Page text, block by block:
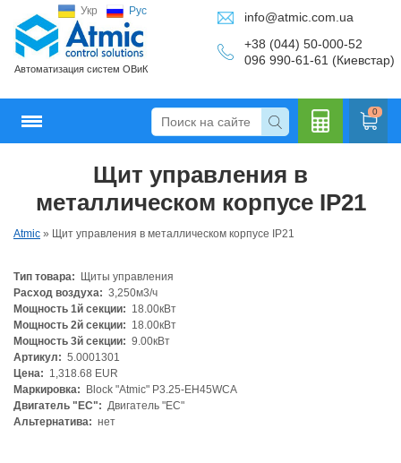
Укр Рус
Автоматизация систем ОВиК
info@atmic.com.ua
+38 (044) 50-000-52
096 990-61-61 (Киевстар)
0
Щит управления в
металлическом корпусе IP21
Atmic » Щит управления в металлическом корпусе IP21
Тип товара:
Щиты управления
Расход воздуха: 3,250м3/ч
Мощность 1й секции: 18.00кВт
Мощность 2й секции: 18.00кВт
Мощность 3й секции: 9.00кВт
Артикул: 5.0001301
Цена: 1,318.68 EUR
Маркировка:
Block "Atmic" P3.25-EH45WCA
Двигатель "ЕС": Двигатель "ЕС"
Альтернатива: нет